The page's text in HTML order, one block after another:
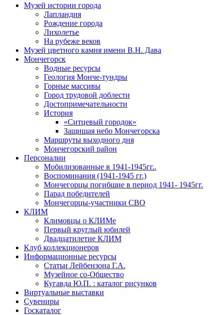
Музей истории города
Лапландия
Рождение города
Лихолетье
На рубеже веков
Музей цветного камня имени В.Н. Дава
Мончегорск
Водные ресурсы
Геология Монче-тундры
Горные массивы
Город трудовой доблести
Достопримечательности
История
«Ситцевый городок»
Защищая небо Мончегорска
Маршруты выходного дня
Мончегорский район
Персоналии
Мобилизованные в 1941-1945гг..
Воспоминания (1941-1945 гг.)
Мончегорцы погибшие в период 1941- 1945гг.
Парад победителей
Мончегорцы-участники СВО
КЛИМ
Климовцы о КЛИМе
Первый круглый юбилей
Двадцатилетие КЛИМ
Клуб коллекционеров
Информационные ресурсы
Статьи Лейбензона Г.А.
Музейное со-Общество
Кугавда Ю.П. : каталог рисунков
Виртуальные выставки
Сувениры
Госкаталог